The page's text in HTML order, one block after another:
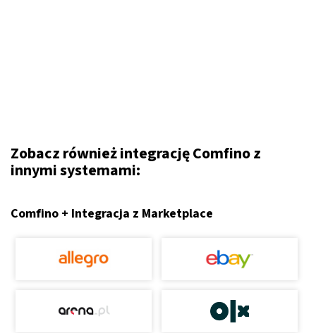
Zobacz również integrację Comfino z
innymi systemami:
Comfino + Integracja z Marketplace